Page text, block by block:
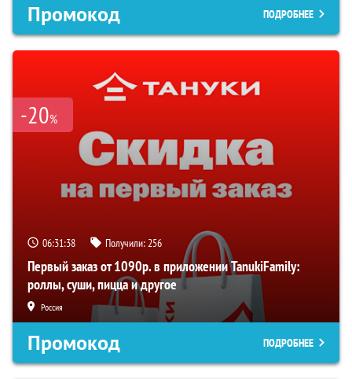
Промокод ПОДРОБНЕЕ
-20%
06:31:37 Получили:256
Первый заказ от 1090р. в приложении TanukiFamily:
роллы, суши, пицца и другое
Россия
Промокод ПОДРОБНЕЕ